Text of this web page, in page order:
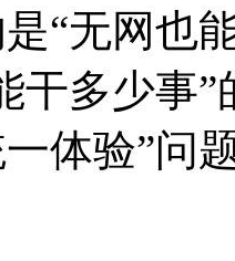
“无网也
干多少事
体验”问